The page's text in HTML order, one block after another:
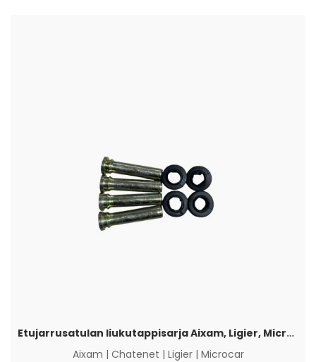
Etujarrusatulan liukutappisarja Aixam, Ligier, Microcar & Chatenet
Aixam | Chatenet | Ligier| Microcar